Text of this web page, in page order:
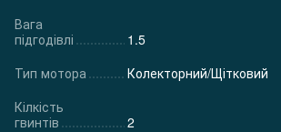
Вага
підгодівлі
1.5
Тип мотора
Колекторний/Щітковий
Кілкість
гвинтів
2